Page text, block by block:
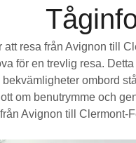
resa från Avignon till
för en trevlig resa.
ombord
om benutrymme och
Avignon till Clermont-